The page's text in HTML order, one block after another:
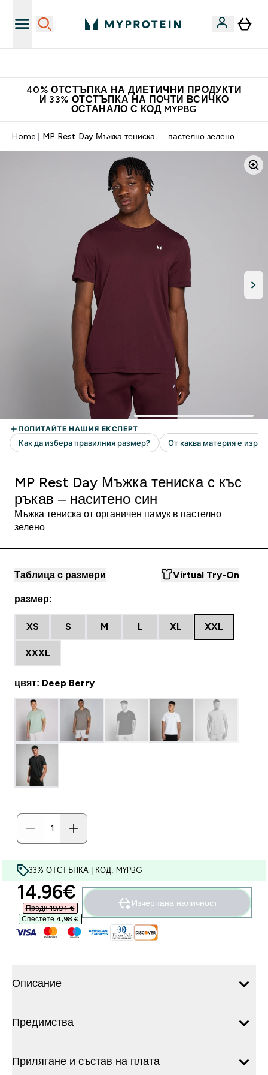
40% ОТСТЪПКА НА ДИЕТИЧНИ ПРОДУКТИ
И 33% ОТСТЪПКА НА ПОЧТИ ВСИЧКО
ОСТАНАЛО С КОД MYPBG
Home MP Rest Day Мъжка тениска — пастелно зелено
MP Rest Day Мъжка тениска с къс
ръкав – наситено син
Мъжка тениска от органичен памук в пастелно
зелено
Таблица с размери Virtual Try-On
размер:
XS S M L XL XXL
XXXL
цвят: Deep Berry
33% ОТСТЪПКА | КОД: MYPBG
discounted price
14.96€‎
Преди 19,94 €‎
Спестете 4,98 €‎
Изчерпана наличност
Описание
Предимства
Прилягане и състав на плата